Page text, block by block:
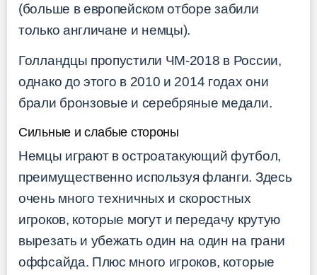
(больше в европейском отборе забили
только англичане и немцы).
Голландцы пропустили ЧМ-2018 в России,
однако до этого в 2010 и 2014 годах они
брали бронзовые и серебряные медали.
Сильные и слабые стороны
Немцы играют в остроатакующий футбол,
преимущественно используя фланги. Здесь
очень много техничных и скоростных
игроков, которые могут и передачу крутую
вырезать и убежать один на один на грани
оффсайда. Плюс много игроков, которые